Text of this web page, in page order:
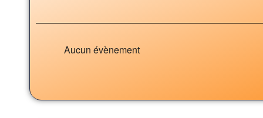
Aucun évènement